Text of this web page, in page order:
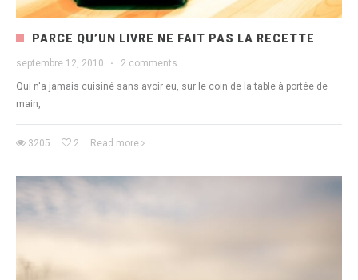
PARCE QU’UN LIVRE NE FAIT PAS LA RECETTE
septembre 12, 2010 · 2 comments
Qui n'a jamais cuisiné sans avoir eu, sur le coin de la table à portée de
main,
3205 2 Read more